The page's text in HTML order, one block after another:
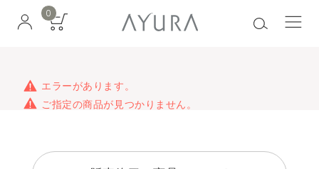
0
エラーがあります。
ご指定の商品が見つかりません。